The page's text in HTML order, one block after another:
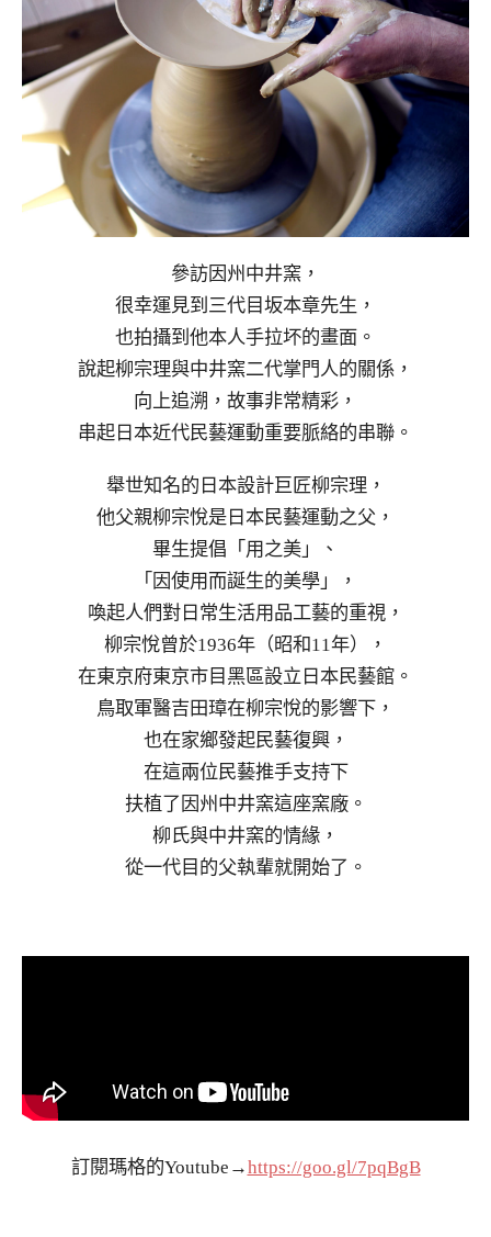
參訪因州中井窯，
很幸運見到三代目坂本章先生，
也拍攝到他本人手拉坏的畫面。
說起柳宗理與中井窯二代掌門人的關係，
向上追溯，故事非常精彩，
串起日本近代民藝運動重要脈絡的串聯。
舉世知名的日本設計巨匠柳宗理，
他父親柳宗悅是日本民藝運動之父，
畢生提倡「用之美」、
「因使用而誕生的美學」，
喚起人們對日常生活用品工藝的重視，
柳宗悅曾於1936年（昭和11年），
在東京府東京市目黑區設立日本民藝館。
鳥取軍醫吉田璋在柳宗悅的影響下，
也在家鄉發起民藝復興，
在這兩位民藝推手支持下
扶植了因州中井窯這座窯廠。
柳氏與中井窯的情緣，
從一代目的父執輩就開始了。
訂閱瑪格的Youtube→https://goo.gl/7pqBgB